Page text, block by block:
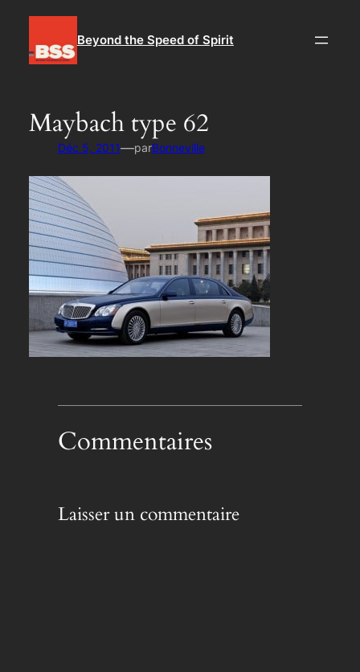
contenu
Beyond the Speed of Spirit
Maybach type 62
Déc 5, 2011—parBonneville
Commentaires
Laisser un commentaire